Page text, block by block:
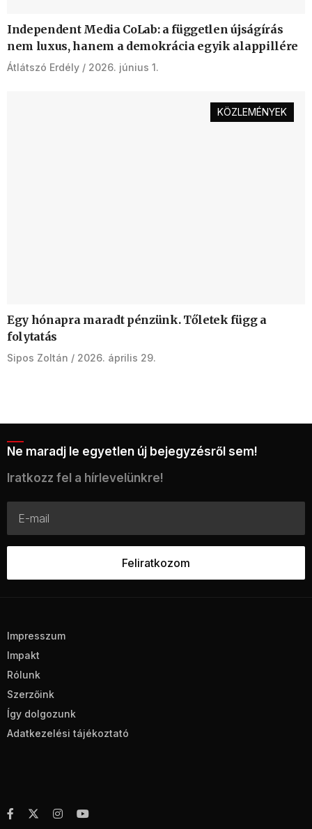
Independent Media CoLab: a független újságírás
nem luxus, hanem a demokrácia egyik alappillére
Átlátszó Erdély 2026. június 1.
KÖZLEMÉNYEK
Egy hónapra maradt pénzünk. Tőletek függ a
folytatás
Sipos Zoltán 2026. április 29.
Ne maradj le egyetlen új bejegyzésről sem!
Iratkozz fel a hírlevelünkre!
Impresszum
Impakt
Rólunk
Szerzőink
Így dolgozunk
Adatkezelési tájékoztató